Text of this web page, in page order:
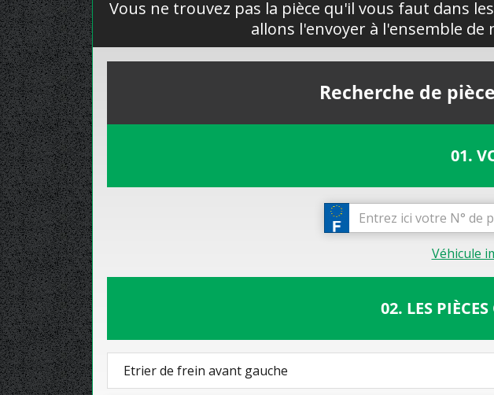
Vous ne trouvez pas la pièce qu'il vous faut dans
allons l'envoyer à l'ensemble de
Recherche de
01.
Véhicule
02. LES
Etrier de frein avant gauche